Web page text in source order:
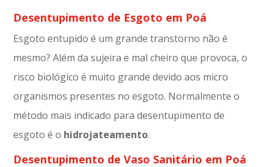
Desentupimento de Esgoto em Poá
Esgoto entupido é um grande transtorno não é
mesmo? Além da sujeira e mal cheiro que provoca, o
risco biológico é muito grande devido aos micro
organismos presentes no esgoto. Normalmente o
método mais indicado para desentupimento de
esgoto é o hidrojateamento.
Desentupimento de Vaso Sanitário em Poá